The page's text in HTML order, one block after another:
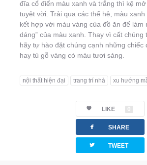
đĩa cổ điển màu xanh và trắng thì kệ
tuyệt vời. Trải qua các thế hệ, màu
kết hợp với màu vàng của đồ ăn để làm
dáng” của màu xanh. Thay vì cất chúng
hãy tự hào đặt chúng cạnh những chiếc
hay tủ gỗ vàng có màu tươi sáng.
nội thất hiện đại trang trí nhà xu hướng
LIKE 0
facebook SHARE
twitterbird TWEET